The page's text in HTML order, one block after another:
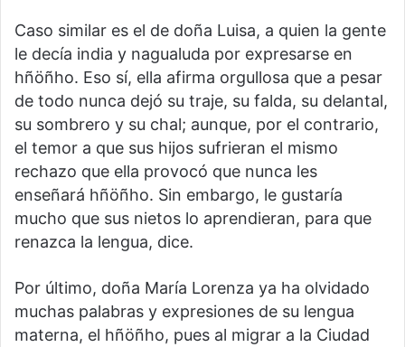
Caso similar es el de doña Luisa, a quien la gente
le decía india y nagualuda por expresarse en
hñöñho. Eso sí, ella afirma orgullosa que a pesar
de todo nunca dejó su traje, su falda, su delantal,
su sombrero y su chal; aunque, por el contrario,
el temor a que sus hijos sufrieran el mismo
rechazo que ella provocó que nunca les
enseñará hñöñho. Sin embargo, le gustaría
mucho que sus nietos lo aprendieran, para que
renazca la lengua, dice.
Por último, doña María Lorenza ya ha olvidado
muchas palabras y expresiones de su lengua
materna, el hñöñho, pues al migrar a la Ciudad